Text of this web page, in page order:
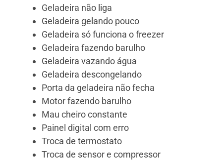
Geladeira não liga
Geladeira gelando pouco
Geladeira só funciona o freezer
Geladeira fazendo barulho
Geladeira vazando água
Geladeira descongelando
Porta da geladeira não fecha
Motor fazendo barulho
Mau cheiro constante
Painel digital com erro
Troca de termostato
Troca de sensor e compressor